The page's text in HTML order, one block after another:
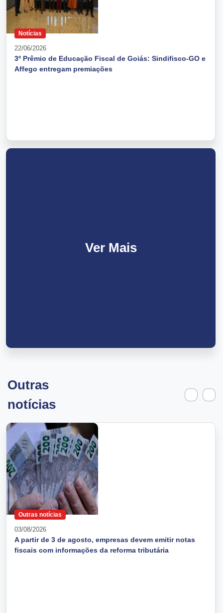
Notícias
22/06/2026
3º Prêmio de Educação Fiscal de Goiás: Sindifisco-GO e
Affego entregam premiações
Ver Mais
Outras
notícias
Outras notícias
03/08/2026
A partir de 3 de agosto, empresas devem emitir notas
fiscais com informações da reforma tributária